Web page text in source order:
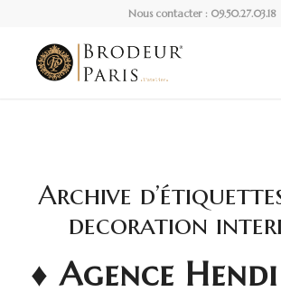
Nous contacter : 09.50.27.03.18
Archive
decoration
♦ Agence